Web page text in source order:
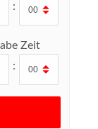
:
Zeit
: